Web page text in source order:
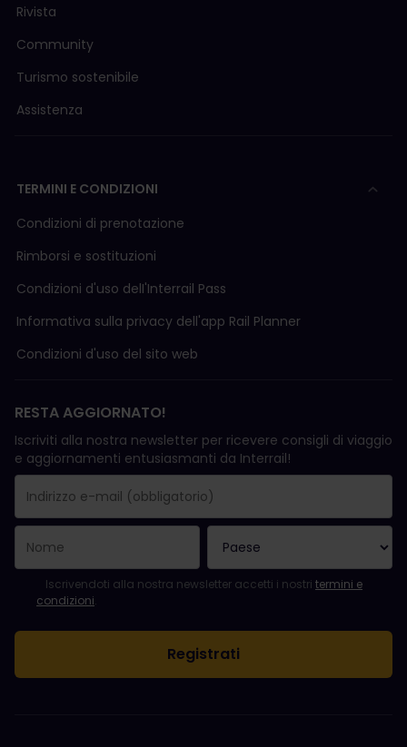
Rivista
Community
Turismo sostenibile
Assistenza
TERMINI E CONDIZIONI
Condizioni di prenotazione
Rimborsi e sostituzioni
Condizioni d'uso delI'Interrail Pass
Informativa sulla privacy dell'app Rail Planner
Condizioni d'uso del sito web
RESTA AGGIORNATO!
Iscriviti alla nostra newsletter per ricevere consigli di viaggio
e aggiornamenti entusiasmanti da Interrail!
La registrazione è avvenuta con successo.
Il campo "Indirizzo e-mail" è obbligatorio.
L'indirizzo e-mail non è valido.
Si è verificato un errore durante l'iscrizione alla newsletter.
Sei già iscritto a questa newsletter!
Per iscriversi alla newsletter, accettare i termini e le condizioni.
Iscrivendoti alla nostra newsletter accetti i nostri termini e
condizioni.